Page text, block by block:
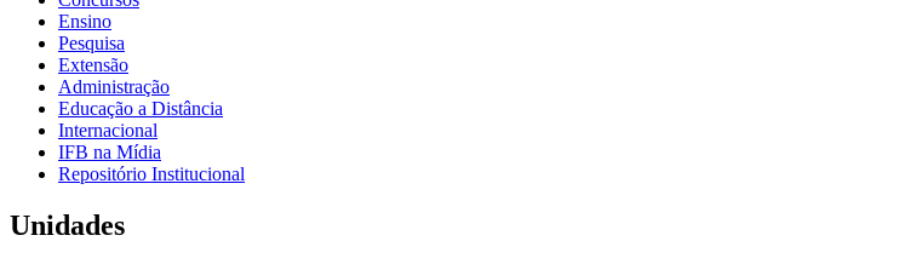
Ensino
Pesquisa
Extensão
Administração
Educação a Distância
Internacional
IFB na Mídia
Repositório Institucional
Unidades